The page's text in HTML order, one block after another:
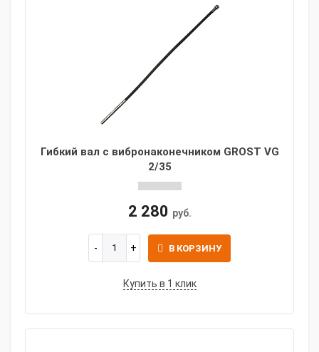
Гибкий вал с вибронаконечником GROST VG
2/35
2 280 руб.
В КОРЗИНУ
Купить в 1 клик